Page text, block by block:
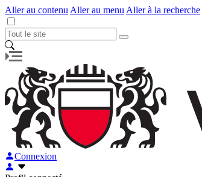
Aller au contenu Aller au menu Aller à la recherche
Connexion